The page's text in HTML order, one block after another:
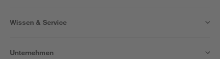
Wissen & Service
Unternehmen